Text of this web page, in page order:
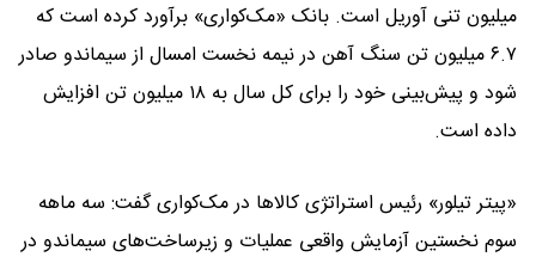
میلیون تنی آوریل است. بانک «مک‌کواری» برآورد کرده است که
۶.۷ میلیون تن سنگ آهن در نیمه نخست امسال از سیماندو صادر
شود و پیش‌بینی خود را برای کل سال به ۱۸ میلیون تن افزایش
داده است.
«پیتر تیلور» رئیس استراتژی کالاها در مک‌کواری گفت: سه ماهه
سوم نخستین آزمایش واقعی عملیات و زیرساخت‌های سیماندو در